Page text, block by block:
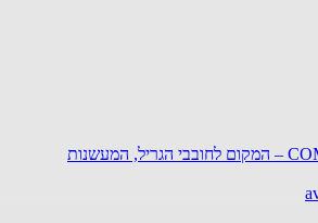
אודות 🔥 COMPASS – המקום לחובבי הגריל, המעשנות